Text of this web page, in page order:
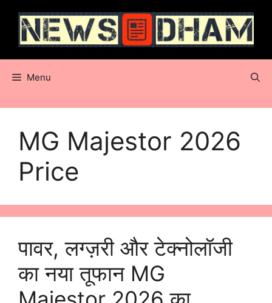
content
Menu
MG Majestor 2026
Price
पावर, लग्ज़री और टेक्नोलॉजी
का नया तूफान MG